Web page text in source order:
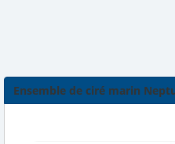
Ensemble de ciré marin